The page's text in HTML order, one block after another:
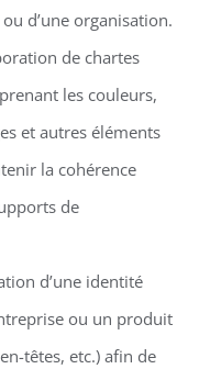
d’une organisation.
de chartes
les couleurs,
et autres éléments
la cohérence
de
d’une identité
ou un produit
têtes, etc.) afin de